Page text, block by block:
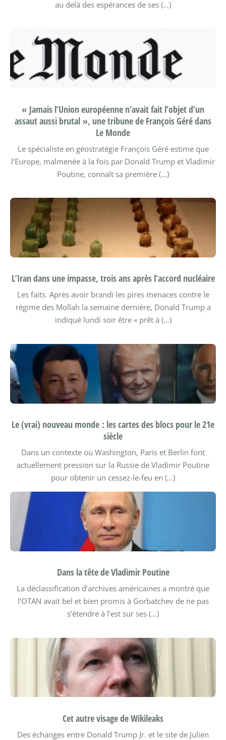
au delà des espérances de ses (…)
« Jamais l’Union européenne n’avait fait l’objet d’un
assaut aussi brutal », une tribune de François Géré dans
Le Monde
Le spécialiste en géostratégie François Géré estime que
l’Europe, malmenée à la fois par Donald Trump et Vladimir
Poutine, connaît sa première (…)
L’Iran dans une impasse, trois ans après l’accord nucléaire
Les faits. Après avoir brandi les pires menaces contre le
régime des Mollah la semaine dernière, Donald Trump a
indiqué lundi soir être « prêt à (…)
Le (vrai) nouveau monde : les cartes des blocs pour le 21e
siècle
Dans un contexte où Washington, Paris et Berlin font
actuellement pression sur la Russie de Vladimir Poutine
pour obtenir un cessez-le-feu en (…)
Dans la tête de Vladimir Poutine
La déclassification d’archives américaines a montré que
l’OTAN avait bel et bien promis à Gorbatchev de ne pas
s’étendre à l’est sur ses (…)
Cet autre visage de Wikileaks
Des échanges entre Donald Trump Jr. et le site de Julien